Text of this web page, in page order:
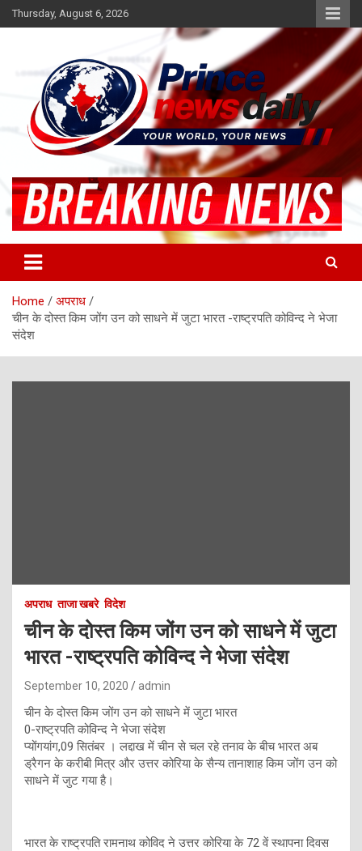
Skip
to
Thursday, August 6, 2026
Princenews Daily
Home
अपराध
चीन के दोस्त किम जोंग उन को साधने में जुटा भारत -राष्ट्रपति कोविन्द ने भेजा
संदेश
अपराध ताजा खबरे विदेश
चीन के दोस्त किम जोंग उन को साधने में जुटा
भारत -राष्ट्रपति कोविन्द ने भेजा संदेश
September 10, 2020 admin
चीन के दोस्त किम जोंग उन को साधने में जुटा भारत
0-राष्ट्रपति कोविन्द ने भेजा संदेश
प्योंगयांग,09 सितंबर । लद्दाख में चीन से चल रहे तनाव के बीच भारत अब
ड्रैगन के करीबी मित्र और उत्तर कोरिया के सैन्य तानाशाह किम जोंग उन को
साधने में जुट गया है।
भारत के राष्ट्रपति रामनाथ कोविद ने उत्तर कोरिया के 72 वें स्थापना दिवस